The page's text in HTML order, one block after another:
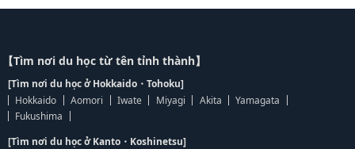
【Tìm nơi du học từ tên tỉnh thành】
[Tìm nơi du học ở Hokkaido・Tohoku]
Hokkaido
Aomori Iwate Miyagi Akita
Yamagata
Fukushima
[Tìm nơi du học ở Kanto・Koshinetsu]